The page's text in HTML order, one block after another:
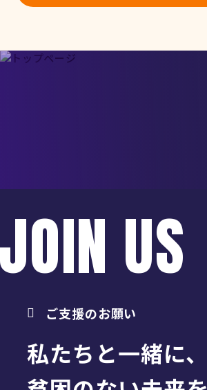
US
ご支援のお願い
私たちと一緒に、